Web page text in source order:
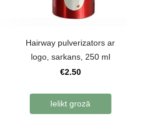
Hairway pulverizators ar
logo, sarkans, 250 ml
€2.50
Ielikt grozā